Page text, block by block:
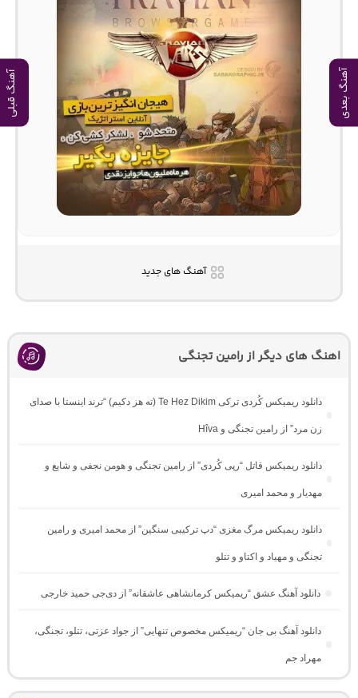
آهنگ بعدی آهنگ قبلی
آهنگ های جدید
اهنگ های دیگر از رامین تجنگی
دانلود ریمیکس کُردی ترکی Te Hez Dikim (ته هز دکیم) “ترند اینستا با صدای
زن مرد” از رامین تجنگی و Hîva
دانلود ریمیکس قاتل “رپی کُردی” از رامین تجنگی و هومن نجفی و شایع و
مهدیار و محمد امیری
دانلود ریمیکس مرگ مغزی “دپ ترکیبی سنگین” از محمد امیری و رامین
تجنگی و مهیاد و اکتاو و تتلو
دانلود آهنگ عشق “ریمیکس کرمانشاهی عاشقانه” از دی‌جی حمید خارجی
دانلود آهنگ بی جان “ریمیکس مخصوص تنهایی” از جواد عزتی، تتلو، تجنگی،
مهراد جم